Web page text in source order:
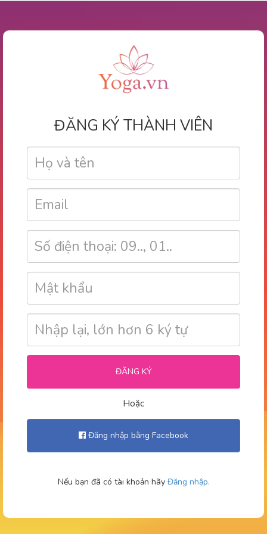
ĐĂNG KÝ THÀNH VIÊN
ĐĂNG KÝ
Hoặc
Đăng nhập bằng Facebook
Nếu bạn đã có tài khoản hãy Đăng nhập.